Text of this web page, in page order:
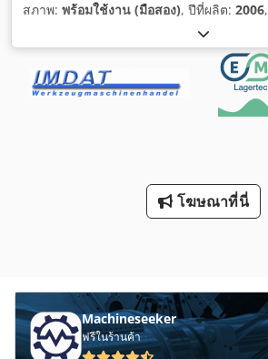
สภาพ: พร้อมใช้งาน (มือสอง), ปีที่ผลิต: 2006,
โฆษณาที่นี่
Machineseeker
ฟรีในร้านค้า